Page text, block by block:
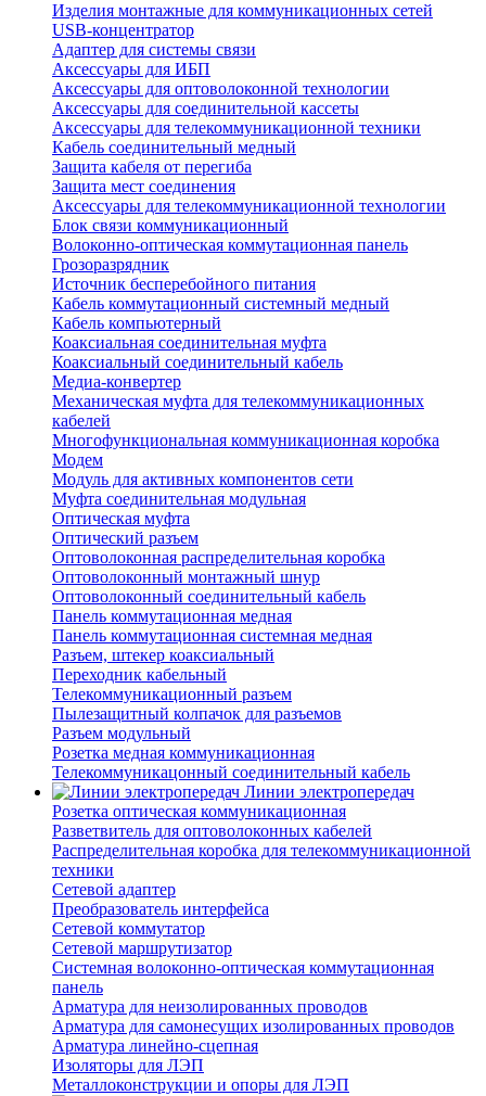
Изделия монтажные для коммуникационных сетей
USB-концентратор
Адаптер для системы связи
Аксессуары для ИБП
Аксессуары для оптоволоконной технологии
Аксессуары для соединительной кассеты
Аксессуары для телекоммуникационной техники
Кабель соединительный медный
Защита кабеля от перегиба
Защита мест соединения
Аксессуары для телекоммуникационной технологии
Блок связи коммуникационный
Волоконно-оптическая коммутационная панель
Грозоразрядник
Источник бесперебойного питания
Кабель коммутационный системный медный
Кабель компьютерный
Коаксиальная соединительная муфта
Коаксиальный соединительный кабель
Медиа-конвертер
Механическая муфта для телекоммуникационных
кабелей
Многофункциональная коммуникационная коробка
Модем
Модуль для активных компонентов сети
Муфта соединительная модульная
Оптическая муфта
Оптический разъем
Оптоволоконная распределительная коробка
Оптоволоконный монтажный шнур
Оптоволоконный соединительный кабель
Панель коммутационная медная
Панель коммутационная системная медная
Разъем, штекер коаксиальный
Переходник кабельный
Телекоммуникационный разъем
Пылезащитный колпачок для разъемов
Разъем модульный
Розетка медная коммуникационная
Телекоммуникацонный соединительный кабель
Линии электропередач
Розетка оптическая коммуникационная
Разветвитель для оптоволоконных кабелей
Распределительная коробка для телекоммуникационной
техники
Сетевой адаптер
Преобразователь интерфейса
Сетевой коммутатор
Сетевой маршрутизатор
Системная волоконно-оптическая коммутационная
панель
Арматура для неизолированных проводов
Арматура для самонесущих изолированных проводов
Арматура линейно-сцепная
Изоляторы для ЛЭП
Металлоконструкции и опоры для ЛЭП